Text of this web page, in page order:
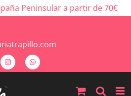
Peninsular a partir de 70€